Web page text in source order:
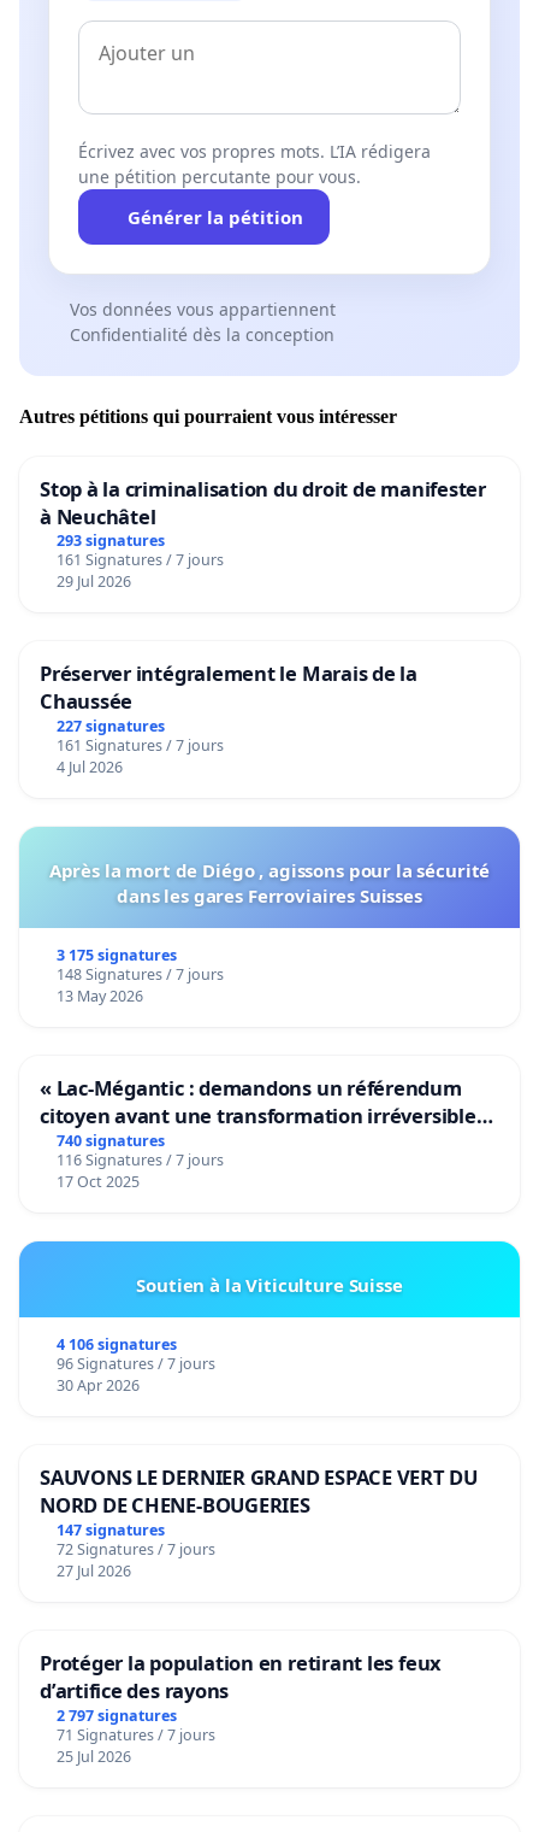
Écrivez avec vos propres mots. L’IA rédigera
une pétition percutante pour vous.
Générer la pétition
Vos données vous appartiennent
Confidentialité dès la conception
Autres pétitions qui pourraient vous intéresser
Stop à la criminalisation du droit de manifester
à Neuchâtel
293 signatures
161 Signatures / 7 jours
29 Jul 2026
Préserver intégralement le Marais de la
Chaussée
227 signatures
161 Signatures / 7 jours
4 Jul 2026
Après la mort de Diégo , agissons pour la sécurité
dans les gares Ferroviaires Suisses
3 175 signatures
148 Signatures / 7 jours
13 May 2026
« Lac-Mégantic : demandons un référendum
citoyen avant une transformation irréversible
de notre territoire »
740 signatures
116 Signatures / 7 jours
17 Oct 2025
Soutien à la Viticulture Suisse
4 106 signatures
96 Signatures / 7 jours
30 Apr 2026
SAUVONS LE DERNIER GRAND ESPACE VERT DU
NORD DE CHENE-BOUGERIES
147 signatures
72 Signatures / 7 jours
27 Jul 2026
Protéger la population en retirant les feux
d’artifice des rayons
2 797 signatures
71 Signatures / 7 jours
25 Jul 2026